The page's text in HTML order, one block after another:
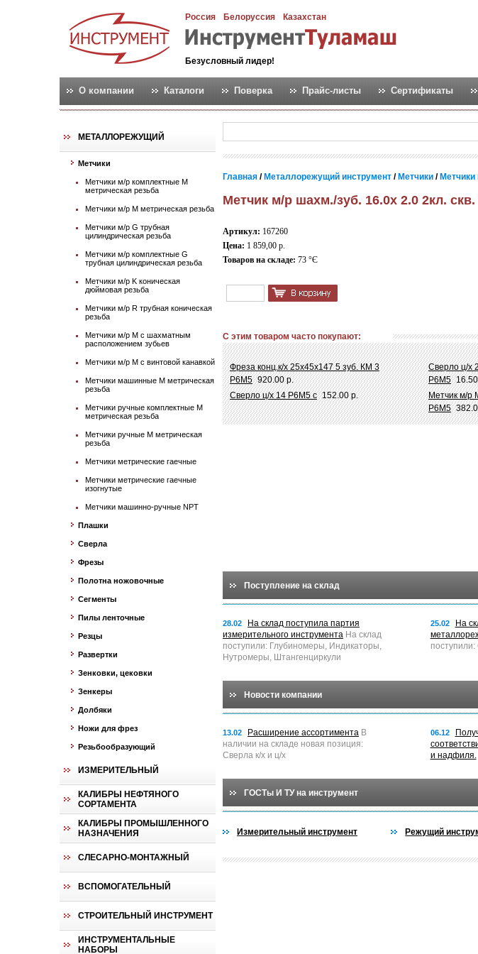
Россия Белоруссия Казахстан
Безусловный лидер!
О компании Каталоги Поверка Прайс-листы Сертификаты
МЕТАЛЛОРЕЖУЩИЙ
Метчики
Метчики м/р комплектные М
метрическая резьба
Метчики м/р М метрическая резьба
Метчики м/р G трубная
цилиндрическая резьба
Метчики м/р комплектные G
трубная цилиндрическая резьба
Метчики м/р K коническая
дюймовая резьба
Метчики м/р R трубная коническая
резьба
Метчики м/р М с шахматным
расположением зубьев
Метчики м/р М с винтовой канавкой
Метчики машинные М метрическая
резьба
Метчики ручные комплектные М
метрическая резьба
Метчики ручные М метрическая
резьба
Метчики метрические гаечные
Метчики метрические гаечные
изогнутые
Метчики машинно-ручные NPT
Плашки
Сверла
Фрезы
Полотна ножовочные
Сегменты
Пилы ленточные
Резцы
Развертки
Зенковки, цековки
Зенкеры
Долбяки
Ножи для фрез
Резьбообразующий
ИЗМЕРИТЕЛЬНЫЙ
КАЛИБРЫ НЕФТЯНОГО
СОРТАМЕНТА
КАЛИБРЫ ПРОМЫШЛЕННОГО
НАЗНАЧЕНИЯ
СЛЕСАРНО-МОНТАЖНЫЙ
ВСПОМОГАТЕЛЬНЫЙ
СТРОИТЕЛЬНЫЙ ИНСТРУМЕНТ
ИНСТРУМЕНТАЛЬНЫЕ
НАБОРЫ
Главная / Металлорежущий инструмент / Метчики /
Метчик м/р шахм./зуб. 16.0х 2.0 2кл.
Артикул: 167260
Цена: 1 859,00 р.
Товаров на складе: 73 °Є
С этим товаром часто покупают:
Фреза конц.к/х 25х45х147 5 зуб. КМ 3
Р6М5 920.00 р.
Сверло ц/х
Р6М5
Сверло ц/х 14 Р6М5 с 152.00 р.
Метчик м/р
Р6М5
Поступление на склад
28.02
На склад поступила партия
измерительного инструмента На склад
поступили: Глубиномеры, Индикаторы,
Нутромеры, Штангенциркули
25.02
На
Новости компании
13.02 Расширение ассортимента В
наличии на складе новая позиция:
Сверла к/х и ц/х
06.12
и надфиля.
ГОСТы И ТУ на инструмент
Измерительный инструмент Режущий